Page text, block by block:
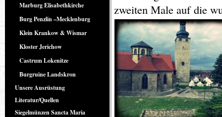
Marburg Elisabethkirche
Burg Penzlin –Mecklenburg
Klein Krankow & Wismar
Kloster Jerichow
Castrum Lokenitze
Burgruine Landskron
Unsere Ausrüstung
Literatur/Quellen
Siegelmünzen Sancta Maria
zweiten Male auf die